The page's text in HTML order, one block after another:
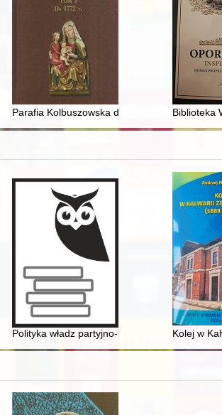
Teatru Narodowego w drugiej połowie
Parafia Kolbuszowska do roku 1772Biblioteka
(1906-1962) - retrospektywa" w Centrum
Polityka władz partyjno-państwowych wobec
Kolej w